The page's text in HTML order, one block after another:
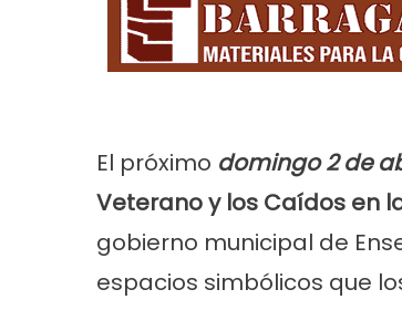
El próximo domingo 2 de
Veterano y los Caídos en
gobierno municipal de
espacios simbólicos que
Tranquila